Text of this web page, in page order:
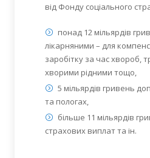
від Фонду соціального
понад 12 мільярдів
лікарняними – для
заробітку за час хвороб,
хворими рідними тощо,
5 мільярдів гривень
та пологах,
більше 11 мільярдів
страхових виплат та ін.